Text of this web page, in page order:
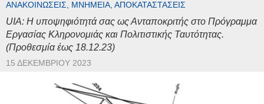
ΑΝΑΚΟΙΝΏΣΕΙΣ, ΜΝΗΜΕΊΑ, ΑΠΟΚΑΤΑΣΤΆΣΕΙΣ
UIA: Η υποψηφιότητά σας ως Ανταποκριτής στο Πρόγραμμα
Εργασίας Κληρονομιάς και Πολιτιστικής Ταυτότητας.
(Προθεσμία έως 18.12.23)
15 ΔΕΚΕΜΒΡΊΟΥ 2023